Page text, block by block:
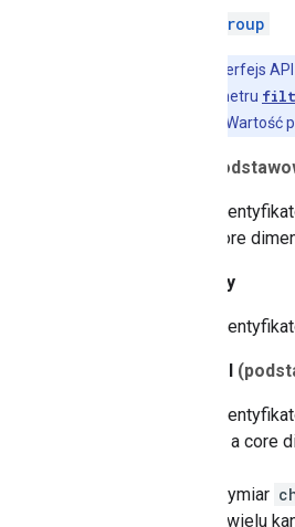
group
interfejs
wartość parametru
interfejsu API.
core
playlisty
channel
is a core
Wymiar
z wielu